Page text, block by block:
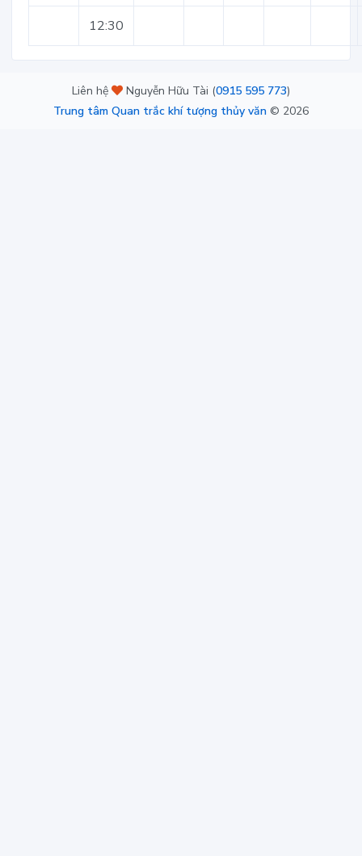
12:30
Liên hệ Nguyễn Hữu Tài (0915 595 773)
Trung tâm Quan trắc khí tượng thủy văn © 2026